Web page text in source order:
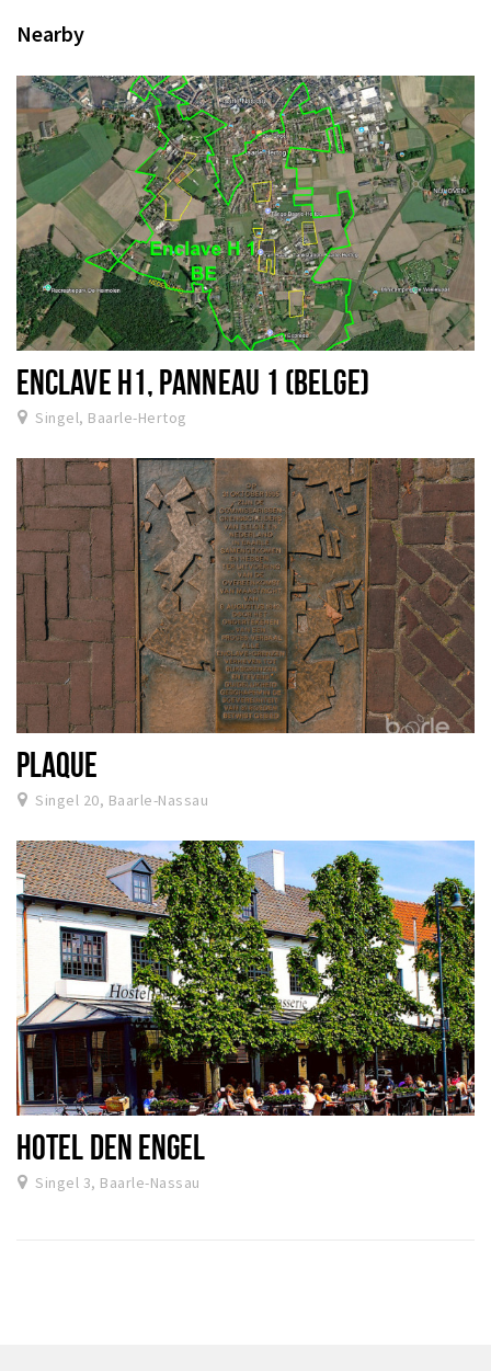
Nearby
ENCLAVE H1, PANNEAU 1 (BELGE)
Singel, Baarle-Hertog
PLAQUE
Singel 20, Baarle-Nassau
HOTEL DEN ENGEL
Singel 3, Baarle-Nassau